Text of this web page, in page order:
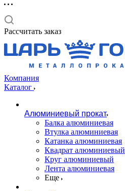
Рассчитать заказ
Компания
Каталог
Алюминиевый прокат
Балка алюминиевая
Втулка алюминиевая
Катанка алюминиевая
Квадрат алюминиевый
Круг алюминиевый
Лента алюминиевая
Еще